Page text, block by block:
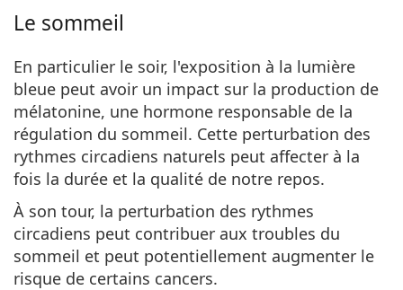
Le sommeil
En particulier le soir, l'exposition à la lumière
bleue peut avoir un impact sur la production de
mélatonine, une hormone responsable de la
régulation du sommeil. Cette perturbation des
rythmes circadiens naturels peut affecter à la
fois la durée et la qualité de notre repos.
À son tour, la perturbation des rythmes
circadiens peut contribuer aux troubles du
sommeil et peut potentiellement augmenter le
risque de certains cancers.